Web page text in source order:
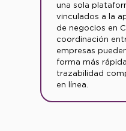
una sola
vinculados a la
de negocios en
coordinación
empresas
forma más
trazabilidad
en línea.